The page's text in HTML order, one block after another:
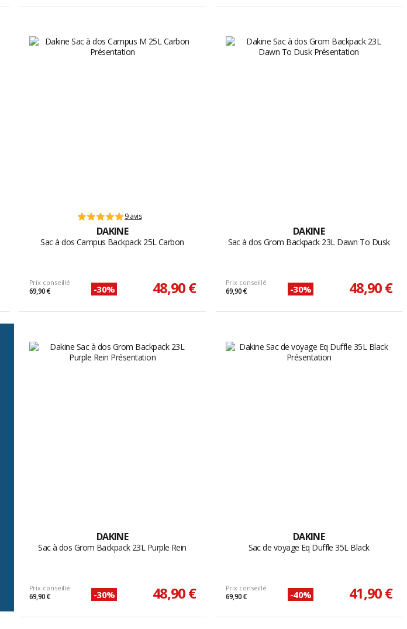
9 avis
DAKINE
Sac à dos Campus Backpack 25L Carbon
Prix conseillé
69,90 € -30% 48,90 €
DAKINE
Sac à dos Grom Backpack 23L Dawn To Dusk
Prix conseillé
69,90 € -30% 48,90 €
DAKINE
Sac à dos Grom Backpack 23L Purple Rein
Prix conseillé
69,90 € -30% 48,90 €
DAKINE
Sac de voyage Eq Duffle 35L Black
Prix conseillé
69,90 € -40% 41,90 €